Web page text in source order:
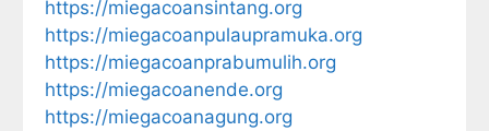
https://miegacoansintang.org
https://miegacoanpulaupramuka.org
https://miegacoanprabumulih.org
https://miegacoanende.org
https://miegacoanagung.org